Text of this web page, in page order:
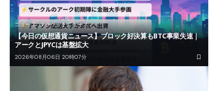
ニュース マーケットニュース
【今日の仮想通貨ニュース】ブロック好決算もBTC事業失速｜
アークとJPYCは基盤拡大
2026年08月06日 20時07分